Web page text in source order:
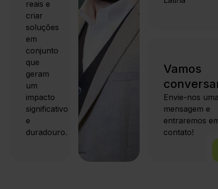
reais e
criar
soluções
em
conjunto
que
geram
um
impacto
significativo
e
duradouro.
Vamos
Envie-nos
mensagem e
entraremos
contato!